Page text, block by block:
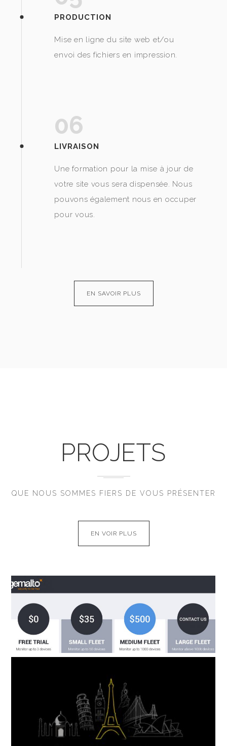
PRODUCTION
Mise en ligne du site web et/ou
envoi des fichiers en impression.
06
LIVRAISON
Une formation pour la mise à jour de
votre site vous sera dispensée. Nous
pouvons également nous en occuper
pour vous.
EN SAVOIR PLUS
PROJETS
QUE NOUS SOMMES FIERS DE VOUS PRÉSENTER
EN VOIR PLUS